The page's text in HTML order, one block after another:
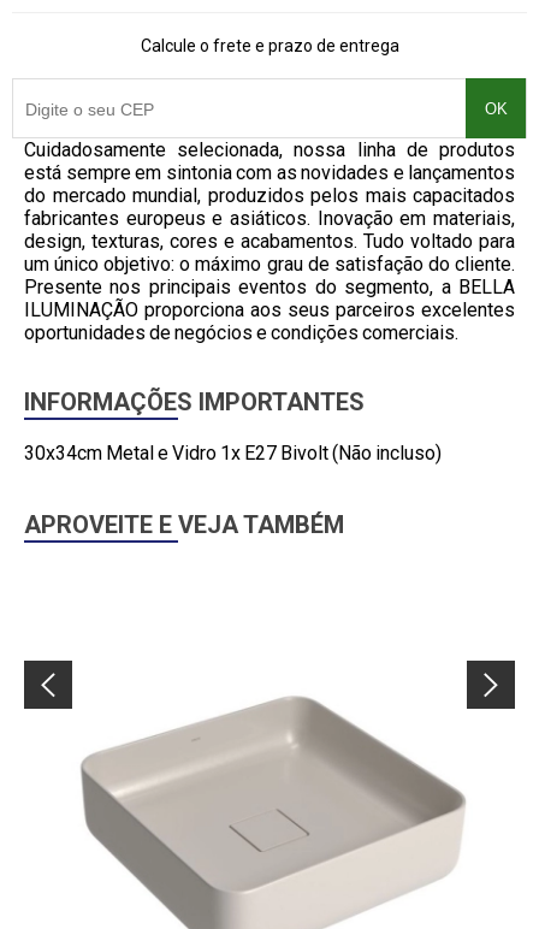
Calcule o frete e prazo de entrega
OK
Cuidadosamente selecionada, nossa linha de produtos
está sempre em sintonia com as novidades e lançamentos
do mercado mundial, produzidos pelos mais capacitados
fabricantes europeus e asiáticos. Inovação em materiais,
design, texturas, cores e acabamentos. Tudo voltado para
um único objetivo: o máximo grau de satisfação do cliente.
Presente nos principais eventos do segmento, a BELLA
ILUMINAÇÃO proporciona aos seus parceiros excelentes
oportunidades de negócios e condições comerciais.
INFORMAÇÕES IMPORTANTES
30x34cm Metal e Vidro 1x E27 Bivolt (Não incluso)
APROVEITE E VEJA TAMBÉM